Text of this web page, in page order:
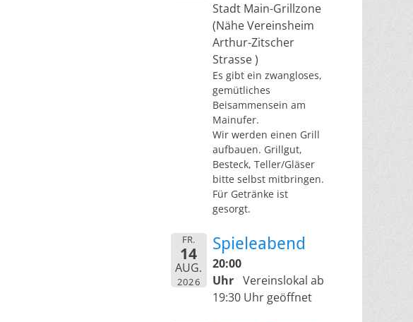
Stadt Main-Grillzone
(Nähe Vereinsheim
Arthur-Zitscher
Strasse )
Es gibt ein zwangloses,
gemütliches
Beisammensein am
Mainufer.
Wir werden einen Grill
aufbauen. Grillgut,
Besteck, Teller/Gläser
bitte selbst mitbringen.
Für Getränke ist
gesorgt.
FR.
14
AUG.
2026
Spieleabend
20:00
Uhr Vereinslokal ab
19:30 Uhr geöffnet